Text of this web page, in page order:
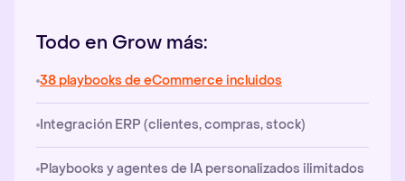
Todo en Grow más:
38 playbooks de eCommerce incluidos
Integración ERP (clientes, compras, stock)
Playbooks y agentes de IA personalizados ilimitados